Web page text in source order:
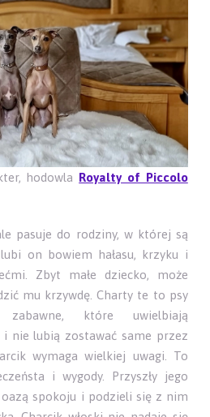
hodowla Royalty of Piccolo
pasuje do rodziny, w której są
on bowiem hałasu, krzyku i
Zbyt małe dziecko, może
mu krzywdę. Charty te to psy
zabawne, które uwielbiają
i nie lubią zostawać same przez
wymaga wielkiej uwagi. To
i wygody. Przyszły jego
oazą spokoju i podzieli się z nim